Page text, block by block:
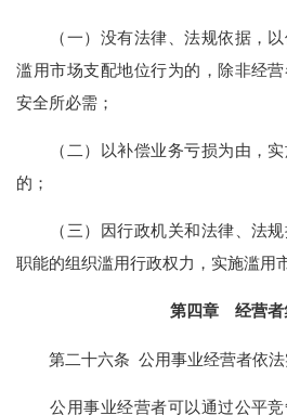
（一）没有法律、法规依据，以
滥用市场支配地位行为的，除非经
安全所必需；
（二）以补偿业务亏损为由，实
的；
（三）因行政机关和法律、法规
职能的组织滥用行政权力，实施滥用
第四章 经营者
第二十六条 公用事业经营者依法
公用事业经营者可以通过公平竞